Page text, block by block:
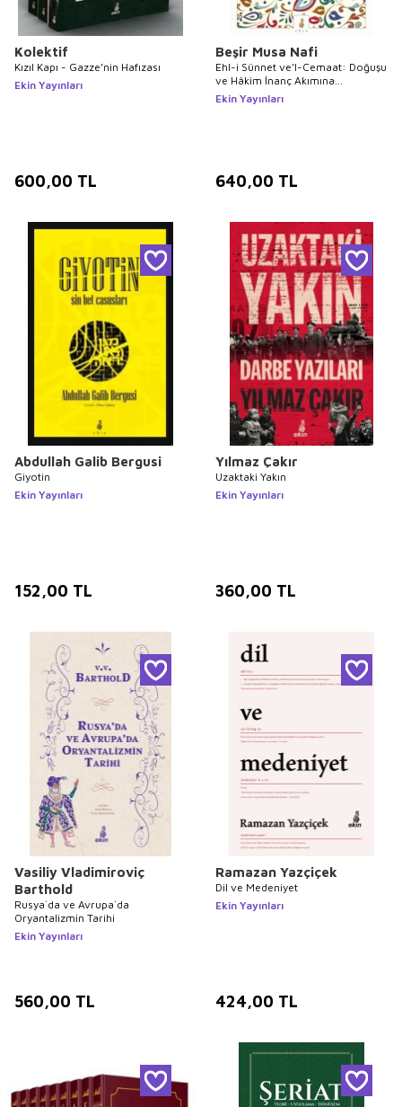
Kolektif
Kızıl Kapı - Gazze’nin Hafızası
Ekin Yayınları
600,00 TL
Beşir Musa Nafi
Ehl-i Sünnet ve’l-Cemaat: Doğuşu
ve Hâkim İnanç Akımına
Dönüşmesi
Ekin Yayınları
640,00 TL
Abdullah Galib Bergusi
Giyotin
Ekin Yayınları
152,00 TL
Yılmaz Çakır
Uzaktaki Yakın
Ekin Yayınları
360,00 TL
Vasiliy Vladimiroviç
Barthold
Rusya`da ve Avrupa`da
Oryantalizmin Tarihi
Ekin Yayınları
560,00 TL
Ramazan Yazçiçek
Dil ve Medeniyet
Ekin Yayınları
424,00 TL